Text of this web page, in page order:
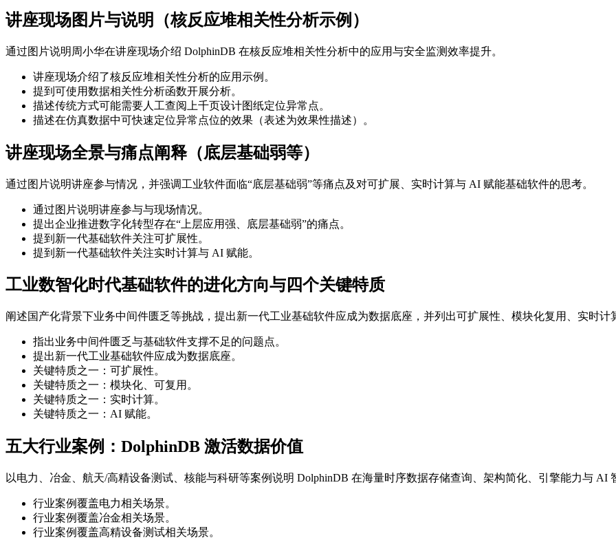
讲座现场图片与说明（核反应堆相关性分析示例）
通过图片说明周小华在讲座现场介绍 DolphinDB 在核反应堆相关性分析中的应用与安全监测效率提升。
讲座现场介绍了核反应堆相关性分析的应用示例。
提到可使用数据相关性分析函数开展分析。
描述传统方式可能需要人工查阅上千页设计图纸定位异常点。
描述在仿真数据中可快速定位异常点位的效果（表述为效果性描述）。
讲座现场全景与痛点阐释（底层基础弱等）
通过图片说明讲座参与情况，并强调工业软件面临“底层基础弱”等痛点及对可扩展、实时计算与 AI 赋能基础软件的思考。
通过图片说明讲座参与与现场情况。
提出企业推进数字化转型存在“上层应用强、底层基础弱”的痛点。
提到新一代基础软件关注可扩展性。
提到新一代基础软件关注实时计算与 AI 赋能。
工业数智化时代基础软件的进化方向与四个关键特质
阐述国产化背景下业务中间件匮乏等挑战，提出新一代工业基础软件应成为数据底座，并列出可扩展性、模块化复用、实时计
指出业务中间件匮乏与基础软件支撑不足的问题点。
提出新一代工业基础软件应成为数据底座。
关键特质之一：可扩展性。
关键特质之一：模块化、可复用。
关键特质之一：实时计算。
关键特质之一：AI 赋能。
五大行业案例：DolphinDB 激活数据价值
以电力、冶金、航天/高精设备测试、核能与科研等案例说明 DolphinDB 在海量时序数据存储查询、架构简化、引擎能力与 AI
行业案例覆盖电力相关场景。
行业案例覆盖冶金相关场景。
行业案例覆盖高精设备测试相关场景。